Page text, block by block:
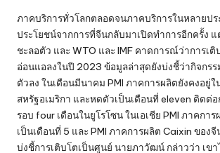
ภาคบริการทั่วโลกตลอดจนภาคบริการในหลายปร
ประโยชน์จากการที่จีนกลับมาเปิดทำการอีกครั้ง แ
ชะลอตัว และ WTO และ IMF คาดการณ์ว่าการเติ
อ่อนแอลงในปี 2023 ข้อมูลล่าสุดยังบ่งชี้ว่ากิจกร
ตัวลง ในเดือนมีนาคม PMI ภาคการผลิตยังคงอยู่
สหรัฐอเมริกา และหดตัวเป็นเดือนที่ eleven ติดต่
รอบ four เดือนในยูโรโซน ในเอเชีย PMI ภาคก
เป็นเดือนที่ 5 และ PMI ภาคการผลิต Caixin ของ
บ่งชี้การเติบโตเป็นศูนย์ นายภาวัฒน์ กล่าวว่า เขา